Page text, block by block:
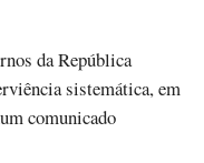
da República
sistemática, em
comunicado